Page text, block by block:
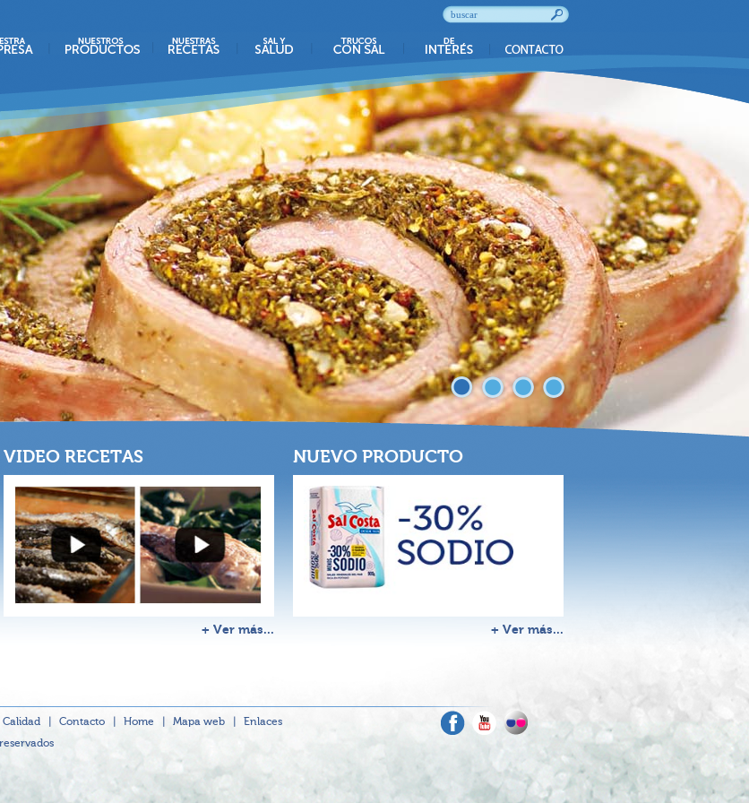
VIDEO RECETAS
+ Ver más...
NUEVO PRODUCTO
+ Ver más...
Contacto Home Mapa web
Enlaces